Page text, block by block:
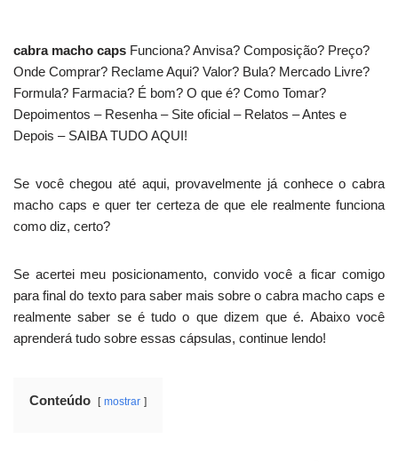
cabra macho caps Funciona? Anvisa? Composição? Preço?
Onde Comprar? Reclame Aqui? Valor? Bula? Mercado Livre?
Formula? Farmacia? É bom? O que é? Como Tomar?
Depoimentos – Resenha – Site oficial – Relatos – Antes e
Depois – SAIBA TUDO AQUI!
Se você chegou até aqui, provavelmente já conhece o cabra
macho caps e quer ter certeza de que ele realmente funciona
como diz, certo?
Se acertei meu posicionamento, convido você a ficar comigo
para final do texto para saber mais sobre o cabra macho caps e
realmente saber se é tudo o que dizem que é. Abaixo você
aprenderá tudo sobre essas cápsulas, continue lendo!
Conteúdo mostrar